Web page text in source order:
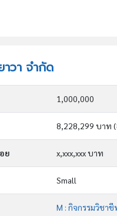
วา จำกัด
1,000,000
8,228,299 บาท
ย x,xxx,xxx บาท
Small